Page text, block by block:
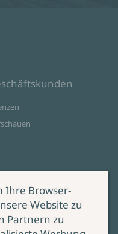
Ihre Browser-
Website zu
Partnern zu